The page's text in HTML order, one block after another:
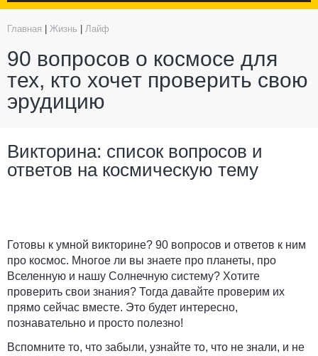
Главная Жизнь Лайф
90 вопросов о космосе для
тех, кто хочет проверить свою
эрудицию
Викторина: список вопросов и
ответов на космическую тему
Готовы к умной викторине? 90 вопросов и ответов к ним
про космос. Многое ли вы знаете про планеты, про
Вселенную и нашу Солнечную систему? Хотите
проверить свои знания? Тогда давайте проверим их
прямо сейчас вместе. Это будет интересно,
познавательно и просто полезно!
Вспомните то, что забыли, узнайте то, что не знали, и не